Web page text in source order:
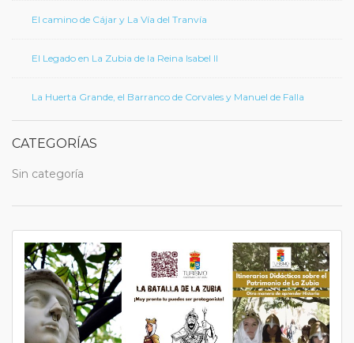
El camino de Cájar y La Vía del Tranvía
El Legado en La Zubia de la Reina Isabel II
La Huerta Grande, el Barranco de Corvales y Manuel de Falla
CATEGORÍAS
Sin categoría